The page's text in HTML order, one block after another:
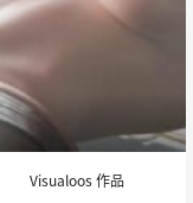
Visualoos 作品